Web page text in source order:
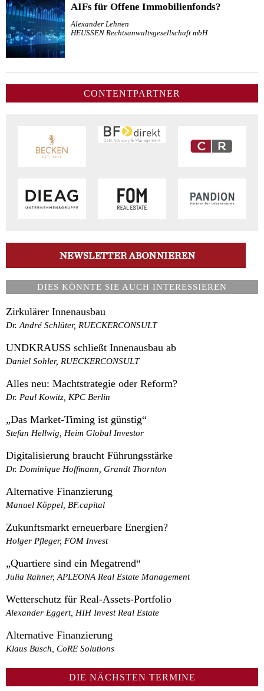
AIFs für Offene Immobilienfonds?
Alexander Lehnen
HEUSSEN Rechtsanwaltsgesellschaft mbH
CONTENTPARTNER
DIES KÖNNTE SIE AUCH INTERESSIEREN
Zirkulärer Innenausbau
Dr. André Schlüter, RUECKERCONSULT
UNDKRAUSS schließt Innenausbau ab
Daniel Sohler, RUECKERCONSULT
Alles neu: Machtstrategie oder Reform?
Dr. Paul Kowitz, KPC Berlin
„Das Market-Timing ist günstig“
Stefan Hellwig, Heim Global Investor
Digitalisierung braucht Führungsstärke
Dr. Dominique Hoffmann, Grandt Thornton
Alternative Finanzierung
Manuel Köppel, BF.capital
Zukunftsmarkt erneuerbare Energien?
Holger Pfleger, FOM Invest
„Quartiere sind ein Megatrend“
Julia Rahner, APLEONA Real Estate Management
Wetterschutz für Real-Assets-Portfolio
Alexander Eggert, HIH Invest Real Estate
Alternative Finanzierung
Klaus Busch, CoRE Solutions
DIE NÄCHSTEN TERMINE